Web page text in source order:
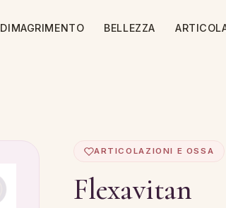
DIMAGRIMENTO BELLEZZA
ARTICOLAZIONI E OSSA
Flexavitan